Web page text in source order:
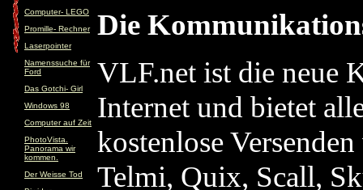
Computer- LEGO
Promille- Rechner
Laserpointer
Namenssuche für
Ford
Das Gotchi- Girl
Windows 98
Computer auf Zeit
PhotoVista.
Panorama wir
kommen.
Der Weisse Tod
Die
VLF.net ist die neue
Internet und bietet
kostenlose
Telmi, Quix, Scall,